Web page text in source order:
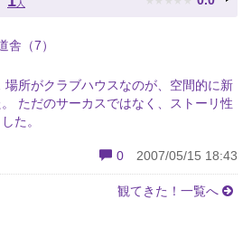
人
舎（7）
場所がクラブハウスなのが、空間的に新
ただのサーカスではなく、ストーリ性
た。
0 2007/05/15 18:43
観てきた！一覧へ